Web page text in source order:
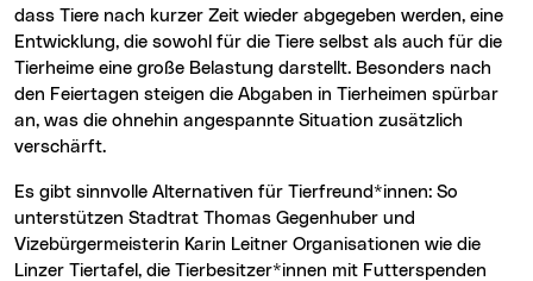
dass Tiere nach kurzer Zeit wieder abgegeben werden, eine
Entwicklung, die sowohl für die Tiere selbst als auch für die
Tierheime eine große Belastung darstellt. Besonders nach
den Feiertagen steigen die Abgaben in Tierheimen spürbar
an, was die ohnehin angespannte Situation zusätzlich
verschärft.
Es gibt sinnvolle Alternativen für Tierfreund*innen: So
unterstützen Stadtrat Thomas Gegenhuber und
Vizebürgermeisterin Karin Leitner Organisationen wie die
Linzer Tiertafel, die Tierbesitzer*innen mit Futterspenden